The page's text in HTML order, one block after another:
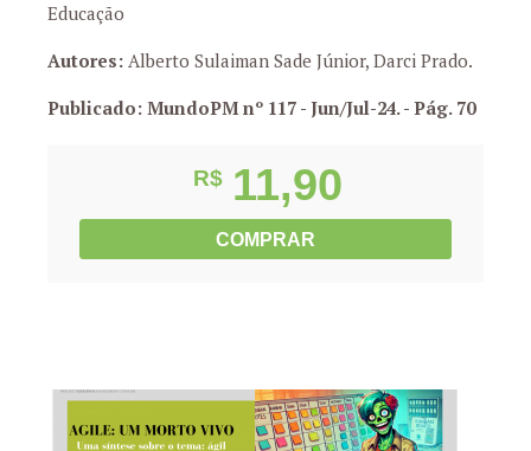
Educação
Autores: Alberto Sulaiman Sade Júnior, Darci Prado.
Publicado: MundoPM nº 117 - Jun/Jul-24.- Pág. 70
R$ 11,90
COMPRAR